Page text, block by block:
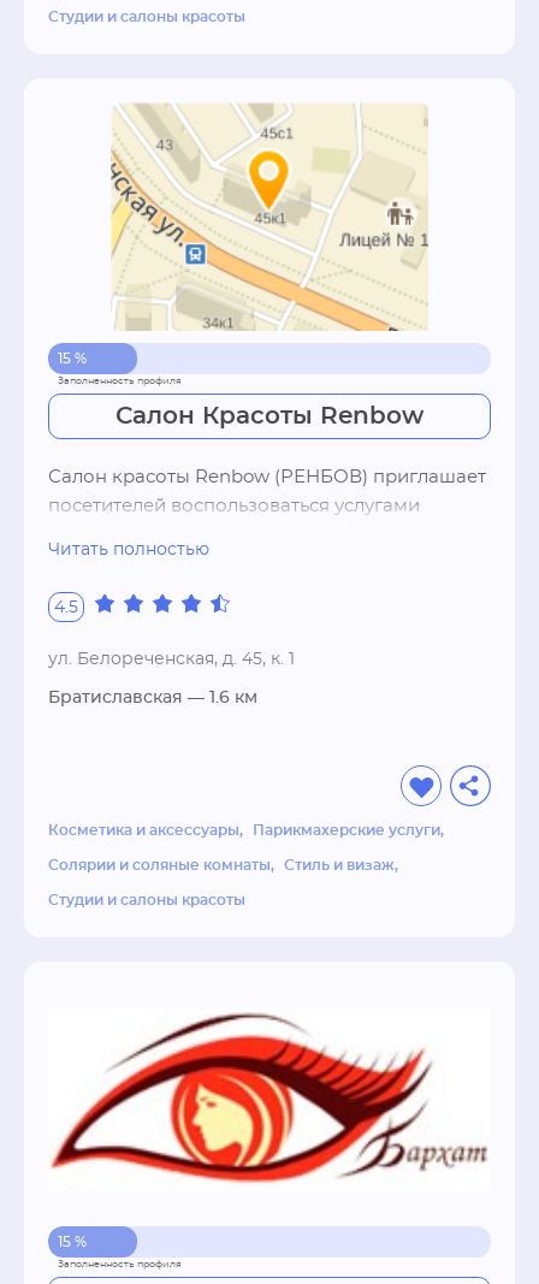
Студии и салоны красоты
15 %
Салон Красоты Renbow
Салон красоты Renbow (РЕНБОВ) приглашает
посетителей воспользоваться услугами
услуги, кабинет ногтевого
сервиса,косметология, массаж и многое
другое.Опытные мастера высокой
лучшие решения для сохранения и
качественных услуг, в салоне вас всегда ждет
бесплатный Wi-Fi.
Читать полностью
4.5
ул. Белореченская, д. 45, к. 1
Братиславская — 1.6 км
Косметика и аксессуары Парикмахерские услуги
Солярии и соляные комнаты Стиль и визаж
Студии и салоны красоты
15 %